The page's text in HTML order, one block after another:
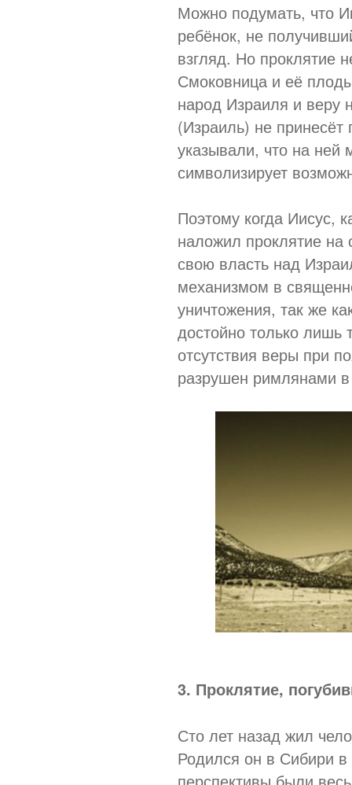
Можно подумать, что
ребёнок, не
взгляд. Но проклятие
Смоковница и её
народ Израиля и веру
(Израиль) не
указывали, что на ней
символизирует
Поэтому когда Иисус,
наложил проклятие на
свою власть над
механизмом в
уничтожения, так же
достойно только лишь
отсутствия веры при
разрушен римлянами
3. Проклятие,
Сто лет назад жил
Родился он в Сибири